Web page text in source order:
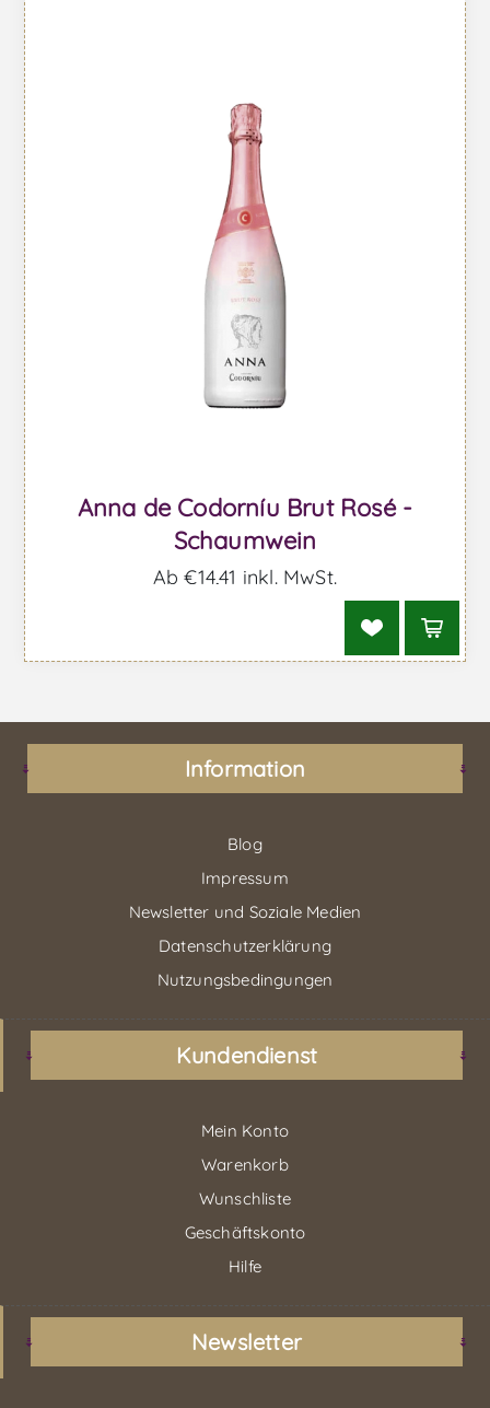
Anna de Codorníu Brut Rosé -
Schaumwein
Ab €14,41 inkl. MwSt.
Information
Blog
Impressum
Newsletter und Soziale Medien
Datenschutzerklärung
Nutzungsbedingungen
Kundendienst
Mein Konto
Warenkorb
Wunschliste
Geschäftskonto
Hilfe
Newsletter